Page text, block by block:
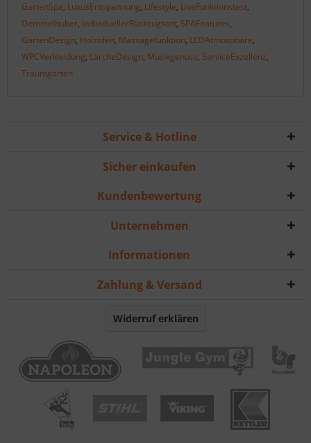
GartenSpa, LuxusEntspannung, Lifestyle, LiveFunktionstest,
Demmelhuber, IndividuellerRückzugsort, SPAFeatures,
GartenDesign, Holzofen, Massagefunktion, LEDAtmosphäre,
WPCVerkleidung, LärcheDesign, Musikgenuss, ServiceExzellenz,
Traumgarten
Service & Hotline
Sicher einkaufen
Kundenbewertung
Unternehmen
Informationen
Zahlung & Versand
Widerruf erklären